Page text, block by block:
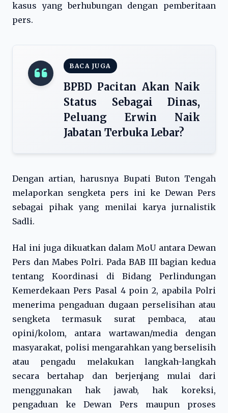
kasus yang berhubungan dengan pemberitaan
pers.
BACA JUGA
BPBD Pacitan Akan Naik
Status Sebagai Dinas,
Peluang Erwin Naik
Jabatan Terbuka Lebar?
Dengan artian, harusnya Bupati Buton Tengah
melaporkan sengketa pers ini ke Dewan Pers
sebagai pihak yang menilai karya jurnalistik
Sadli.
Hal ini juga dikuatkan dalam MoU antara Dewan
Pers dan Mabes Polri. Pada BAB III bagian kedua
tentang Koordinasi di Bidang Perlindungan
Kemerdekaan Pers Pasal 4 poin 2, apabila Polri
menerima pengaduan dugaan perselisihan atau
sengketa termasuk surat pembaca, atau
opini/kolom, antara wartawan/media dengan
masyarakat, polisi mengarahkan yang berselisih
atau pengadu melakukan langkah-langkah
secara bertahap dan berjenjang mulai dari
menggunakan hak jawab, hak koreksi,
pengaduan ke Dewan Pers maupun proses